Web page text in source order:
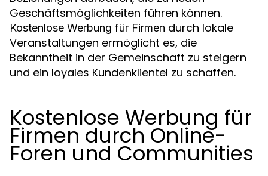
Geschäftsmöglichkeiten führen können.
Kostenlose Werbung für Firmen durch lokale
Veranstaltungen ermöglicht es, die
Bekanntheit in der Gemeinschaft zu steigern
und ein loyales Kundenklientel zu schaffen.
Kostenlose Werbung für
Firmen durch Online-
Foren und Communities